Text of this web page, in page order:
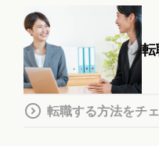
転
転職する方法をチ